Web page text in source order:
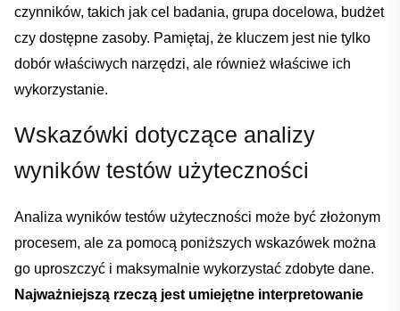
‌czynników, takich jak cel ‍badania, grupa‍ docelowa,⁣ budżet
czy ⁤dostępne zasoby. Pamiętaj, że kluczem jest nie tylko
dobór właściwych narzędzi, ale‌ również⁣ właściwe ich
wykorzystanie.
Wskazówki⁤ dotyczące analizy‍
wyników​ testów ​użyteczności
Analiza ​wyników testów użyteczności może być złożonym
‌procesem, ale ‌za pomocą⁢ poniższych wskazówek można
⁢go uproszczyć i maksymalnie wykorzystać zdobyte dane.
Najważniejszą rzeczą jest ⁣umiejętne interpretowanie
PRZEJDŹ DO KOSZYKA